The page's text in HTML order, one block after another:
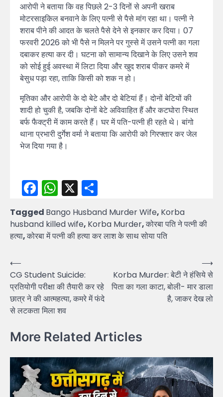
आरोपी ने बताया कि वह पिछले 2-3 दिनों से अपनी खराब
मोटरसाइकिल बनवाने के लिए पत्नी से पैसे मांग रहा था। पत्नी ने
शराब पीने की आदत के चलते पैसे देने से इनकार कर दिया। 07
फरवरी 2026 को भी पैसे न मिलने पर गुस्से में उसने पत्नी का गला
दबाकर हत्या कर दी। घटना को सामान्य दिखाने के लिए उसने शव
को सोई हुई अवस्था में लिटा दिया और खुद शराब पीकर कमरे में
बेसुध पड़ा रहा, ताकि किसी को शक न हो।
मृतिका और आरोपी के दो बेटे और दो बेटियां हैं। दोनों बेटियों की
शादी हो चुकी है, जबकि दोनों बेटे अविवाहित हैं और कटघोरा स्थित
बर्फ फैक्ट्री में काम करते हैं। घर में पति-पत्नी ही रहते थे। बांगो
थाना प्रभारी दुर्गेश वर्मा ने बताया कि आरोपी को गिरफ्तार कर जेल
भेज दिया गया है।
Facebook
WhatsApp
X
Tagged Bango Husband Murder Wife, Korba
husband killed wife, Korba Murder,कोरबा पति ने पत्नी की
हत्या,कोरबा में पत्नी की हत्या कर लाश के साथ सोया पति
Post
navigation
⟵
CG Student Suicide:
प्रतियोगी परीक्षा की तैयारी कर रहे
छात्र ने की आत्महत्या, कमरे में फंदे
से लटकता मिला शव
Korba Murder: बेटी ने हंसिये से
पिता का गला काटा, बोली- मार डाला
है, जाकर देख लो
⟶
More Related Articles